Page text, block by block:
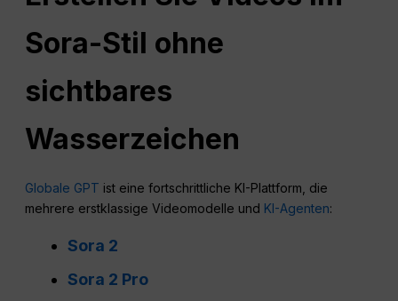
Sora-Stil ohne
sichtbares
Wasserzeichen
Globale GPT ist eine fortschrittliche KI-Plattform, die
mehrere erstklassige Videomodelle und KI-Agenten:
Sora 2
Sora 2 Pro